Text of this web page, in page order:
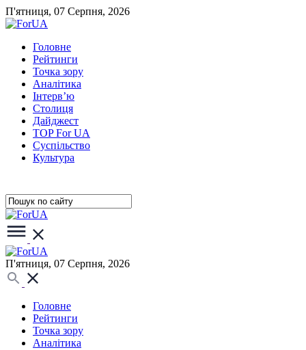
П'ятниця, 07 Серпня, 2026
Головне
Рейтинги
Точка зору
Аналітика
Інтерв’ю
Столиця
Дайджест
TOP For UA
Суспiльство
Культура
П'ятниця, 07 Серпня, 2026
Головне
Рейтинги
Точка зору
Аналітика